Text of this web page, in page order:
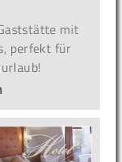
mit
perfekt für